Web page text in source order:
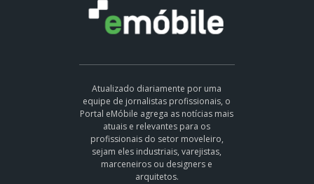
Atualizado diariamente por uma
equipe de jornalistas profissionais, o
Portal eMóbile agrega as notícias mais
atuais e relevantes para os
profissionais do setor moveleiro,
sejam eles industriais, varejistas,
marceneiros ou designers e
arquitetos.